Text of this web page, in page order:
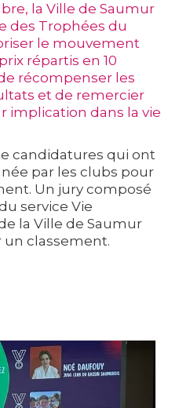
la Ville de Saumur
des Trophées du
le mouvement
répartis en 10
récompenser les
et de remercier
implication dans la vie
candidatures qui ont
par les clubs pour
Un jury composé
service Vie
la Ville de Saumur
un classement.